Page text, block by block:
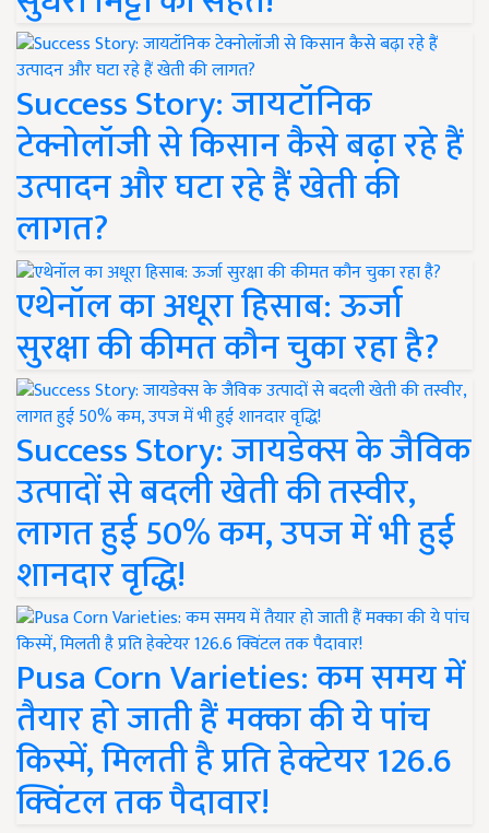
Success Story: जायटॉनिक
टेक्नोलॉजी से किसान कैसे बढ़ा रहे हैं
उत्पादन और घटा रहे हैं खेती की
लागत?
एथेनॉल का अधूरा हिसाब: ऊर्जा
सुरक्षा की कीमत कौन चुका रहा है?
Success Story: जायडेक्स के जैविक
उत्पादों से बदली खेती की तस्वीर,
लागत हुई 50% कम, उपज में भी हुई
शानदार वृद्धि!
Pusa Corn Varieties: कम समय में
तैयार हो जाती हैं मक्का की ये पांच
किस्में, मिलती है प्रति हेक्टेयर 126.6
क्विंटल तक पैदावार!